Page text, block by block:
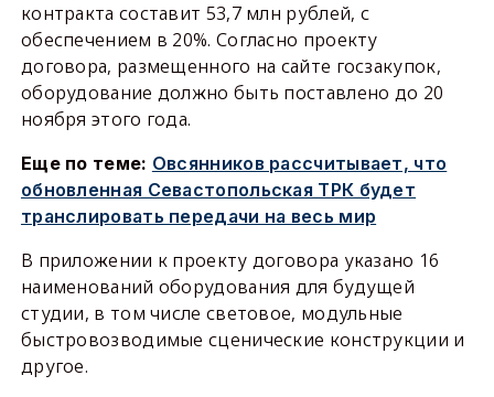
контракта составит 53,7 млн рублей, с
обеспечением в 20%. Согласно проекту
договора, размещенного на сайте госзакупок,
оборудование должно быть поставлено до 20
ноября этого года.
Еще по теме: Овсянников рассчитывает, что
обновленная Севастопольская ТРК будет
транслировать передачи на весь мир
В приложении к проекту договора указано 16
наименований оборудования для будущей
студии, в том числе световое, модульные
быстровозводимые сценические конструкции и
другое.